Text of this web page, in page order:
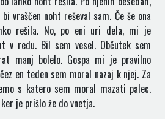
vraščen noht reševal sam. Če še ona
rešila. No, po eni uri dela, mi je
v redu. Bil sem vesel. Občutek sem
manj bolelo. Gospa mi je pravilno
en teden sem moral nazaj k njej. Za
s katero sem moral mazati palec.
je prišlo že do vnetja.